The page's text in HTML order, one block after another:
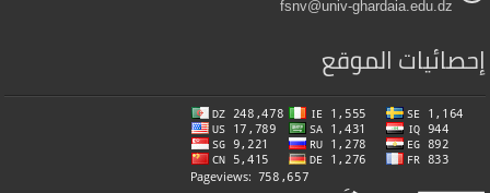
fsnv@univ-ghardaia.edu.dz
إحصائيات الموقع